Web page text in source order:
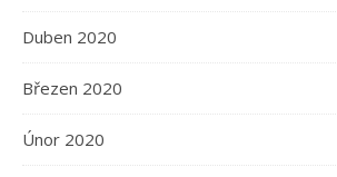
Duben 2020
Březen 2020
Únor 2020